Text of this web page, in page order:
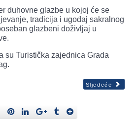
duhovne glazbe u kojoj će se
tradicija i ugođaj sakralnog
glazbeni doživljaj u
su Turistička zajednica Grada
Sljedeće